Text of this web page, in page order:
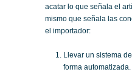
acatar lo que señala el
mismo que señala las
el importador:
Llevar un sistema
forma automatizada.